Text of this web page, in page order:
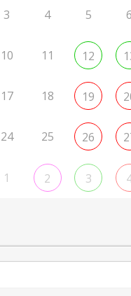
3 4 5 6
10 11 12
17 18 19
24 25 26
1 2 3